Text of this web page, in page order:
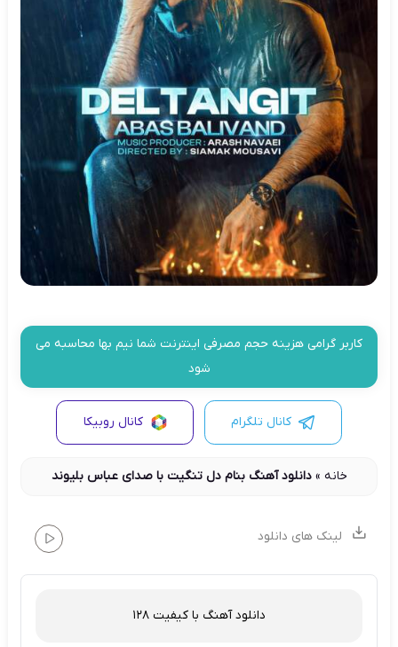
کاربر گرامی هزینه حجم مصرفی اینترنت شما نیم بها محاسبه می
شود
کانال تلگرام کانال روبیکا
خانه »دانلود آهنگ بنام دل تنگیت با صدای عباس بلیوند
لینک های دانلود
دانلود آهنگ با کیفیت 128